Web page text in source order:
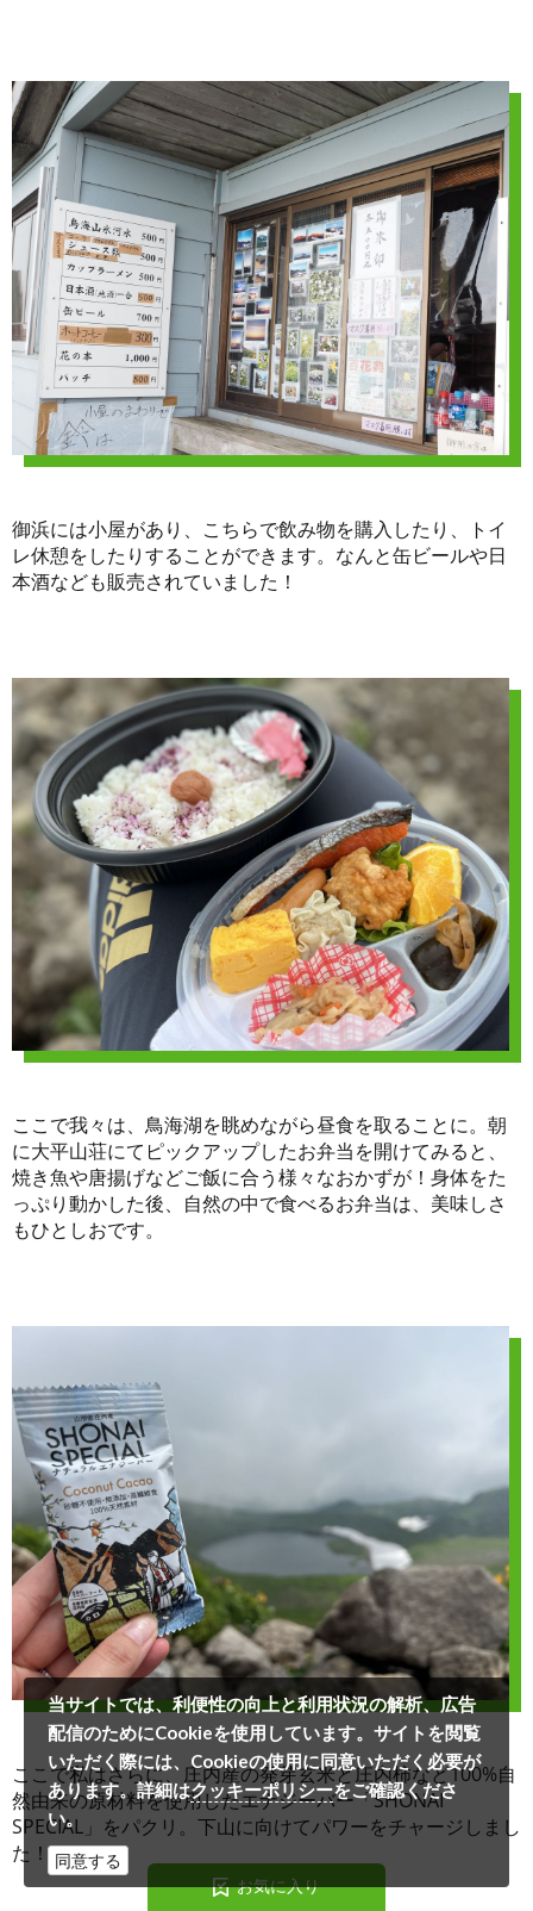
お気に入り
御浜には小屋があり、こちらで飲み物を購入したり、トイ
レ休憩をしたりすることができます。なんと缶ビールや日
本酒なども販売されていました！
ここで我々は、鳥海湖を眺めながら昼食を取ることに。朝
に大平山荘にてピックアップしたお弁当を開けてみると、
焼き魚や唐揚げなどご飯に合う様々なおかずが！身体をた
っぷり動かした後、自然の中で食べるお弁当は、美味しさ
もひとしおです。
ここで私はさらに、庄内産の発芽玄米と庄内柿など100%自
然由来の原材料を使用したエナジーバー「SHONAI
SPECIAL」をパクリ。下山に向けてパワーをチャージしまし
た！
当サイトでは、利便性の向上と利用状況の解析、広告
配信のためにCookieを使用しています。サイトを閲覧
いただく際には、Cookieの使用に同意いただく必要が
あります。詳細はクッキーポリシーをご確認くださ
い。
同意する